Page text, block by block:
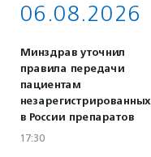
06.08.2026
Минздрав уточнил
правила передачи
пациентам
незарегистрированных
в России препаратов
17:30